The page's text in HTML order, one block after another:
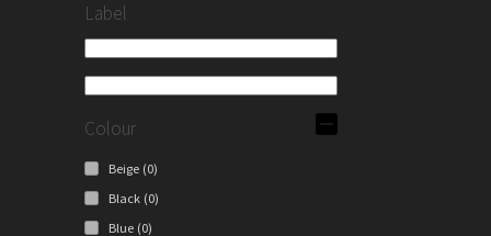
Label
Colour
Beige (0)
Black (0)
Blue (0)